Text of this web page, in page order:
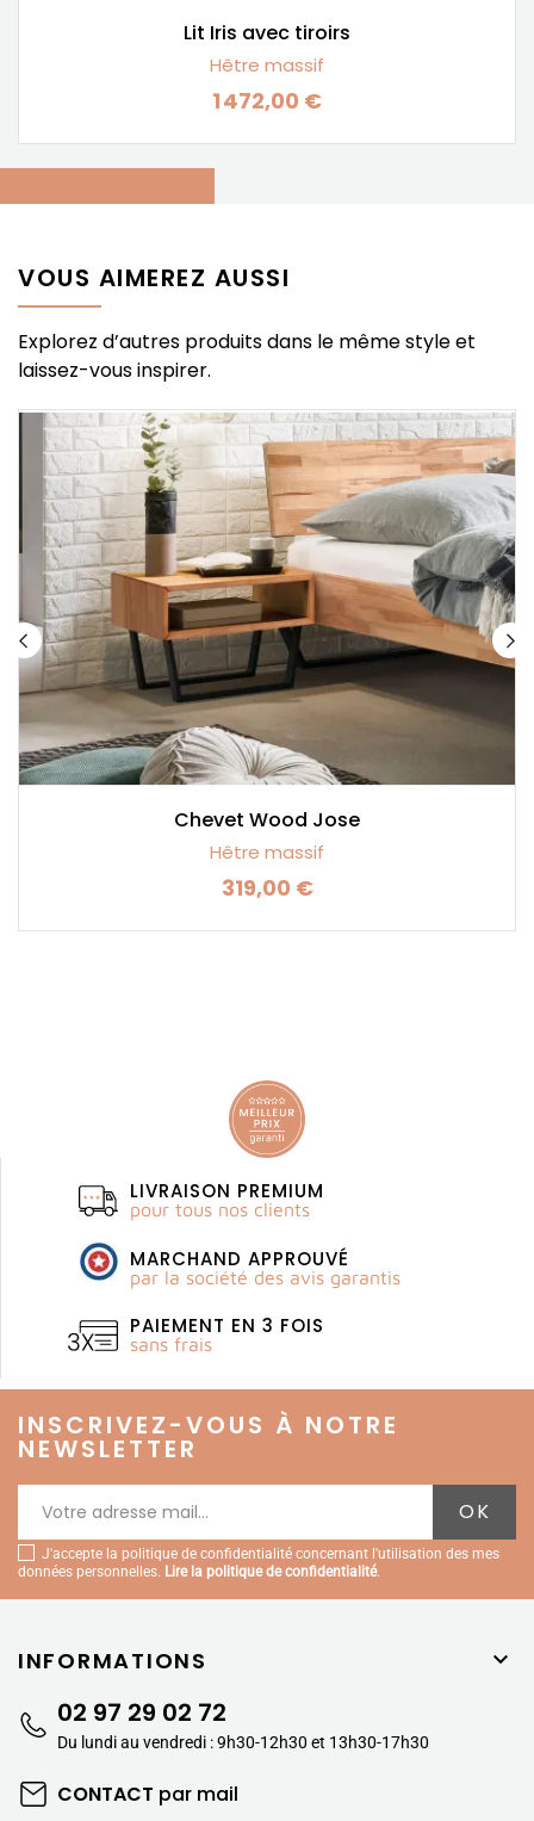
Lit Iris avec tiroirs
Hêtre massif
Prix
1 472,00 €
VOUS AIMEREZ AUSSI
Explorez d’autres produits dans le même style et
laissez-vous inspirer.
Chevet Wood Jose
Hêtre massif
Prix
319,00 €
LIVRAISON PREMIUM
pour tous nos clients
MARCHAND APPROUVÉ
par la société des avis garantis
PAIEMENT EN 3 FOIS
sans frais
INSCRIVEZ-VOUS À NOTRE
NEWSLETTER
J'accepte la politique de confidentialité concernant l'utilisation des mes
données personnelles. Lire la politique de confidentialité.
INFORMATIONS 
02 97 29 02 72
Du lundi au vendredi : 9h30-12h30 et 13h30-17h30
CONTACT par mail